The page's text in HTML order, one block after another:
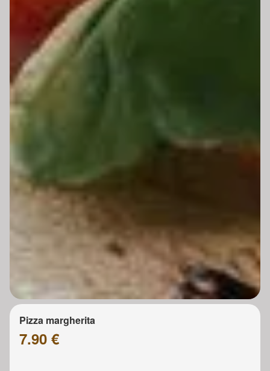
Pizza margherita
7.90 €